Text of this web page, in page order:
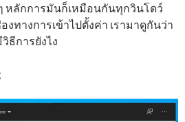
หลักการมันก็เหมือนกันทุกวินโดว์
ทางการเข้าไปตั้งค่า เรามาดูกันว่า
ธีการยังไง